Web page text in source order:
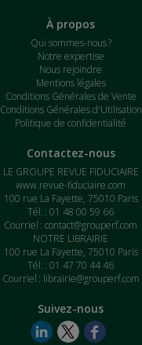
À propos
Qui sommes-nous ?
Notre expertise
Nous rejoindre
Mentions légales
Conditions Générales de Vente
Conditions Générales d'Utilisation
Politique de confidentialité
Contactez-nous
LE GROUPE REVUE FIDUCIAIRE
www.revue-fiduciaire.com
100 rue La Fayette, 75010 Paris
Tél. : 01 48 00 59 66
Courriel : contact@grouperf.com
NOTRE LIBRAIRIE
100 rue La Fayette, 75010 Paris
Tél. : 01 47 70 44 46
Courriel : librairie@grouperf.com
Suivez-nous